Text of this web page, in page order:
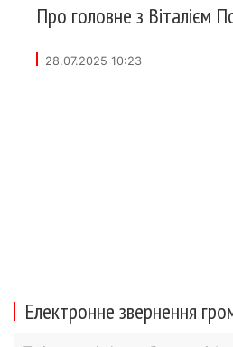
Про головне з Віталієм
28.07.2025 10:23
Електронне звернення